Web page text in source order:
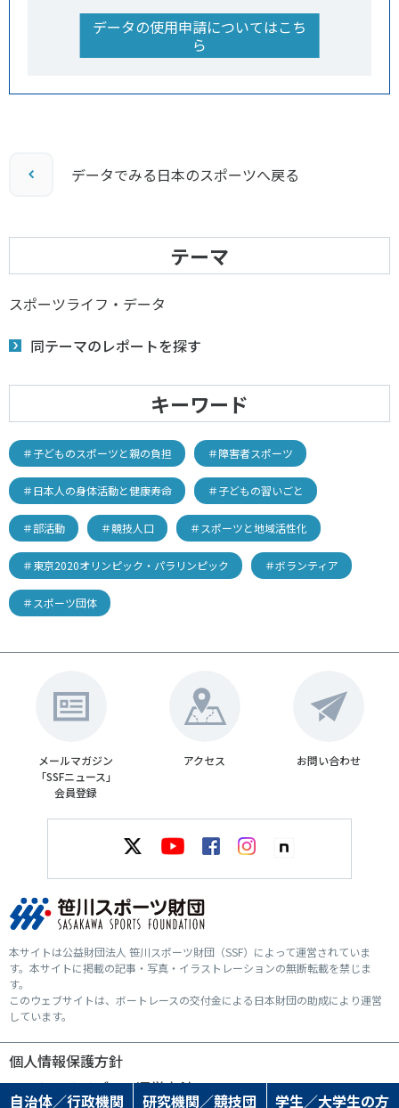
自治体／行政機関 研究機関／競技団 学生／大学生の方
データの使用申請についてはこち
ら
データでみる日本のスポーツへ戻る
テーマ
スポーツライフ・データ
同テーマのレポートを探す
キーワード
＃子どものスポーツと親の負担 ＃障害者スポーツ
＃日本人の身体活動と健康寿命 ＃子どもの習いごと
＃部活動 ＃競技人口 ＃スポーツと地域活性化
＃東京2020オリンピック・パラリンピック ＃ボランティア
＃スポーツ団体
メールマガジン
「SSFニュース」
会員登録
アクセス お問い合わせ
本サイトは公益財団法人 笹川スポーツ財団（SSF）によって運営されていま
す。本サイトに掲載の記事・写真・イラストレーションの無断転載を禁じま
す。
このウェブサイトは、ボートレースの交付金による日本財団の助成により運営
しています。
個人情報保護方針
ソーシャルメディア運営方針